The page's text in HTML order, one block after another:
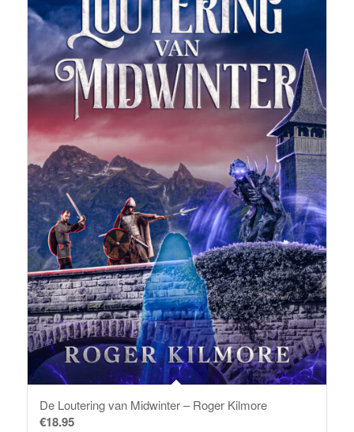
De Loutering van Midwinter – Roger Kilmore
€18.95